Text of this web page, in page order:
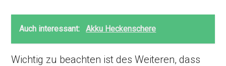
Auch interessant: Akku Heckenschere
Wichtig zu beachten ist des Weiteren, dass